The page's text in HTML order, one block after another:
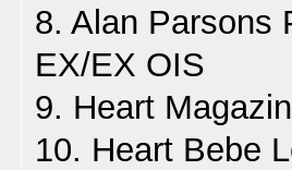
8. Alan Parsons
EX/EX OIS
9. Heart
10. Heart Bebe